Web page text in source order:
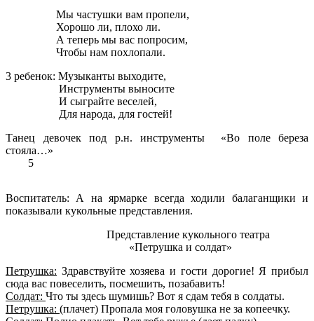
Мы частушки вам пропели,
Хорошо ли, плохо ли.
А теперь мы вас попросим,
Чтобы нам похлопали.
3 ребенок: Музыканты выходите,
Инструменты выносите
И сыграйте веселей,
Для народа, для гостей!
Танец девочек под р.н. инструменты «Во поле береза
стояла…»
5
Воспитатель: А на ярмарке всегда ходили балаганщики и
показывали кукольные представления.
Представление кукольного театра
«Петрушка и солдат»
Петрушка: Здравствуйте хозяева и гости дорогие! Я прибыл
сюда вас повеселить, посмешить, позабавить!
Солдат: Что ты здесь шумишь? Вот я сдам тебя в солдаты.
Петрушка: (плачет) Пропала моя головушка не за копеечку.